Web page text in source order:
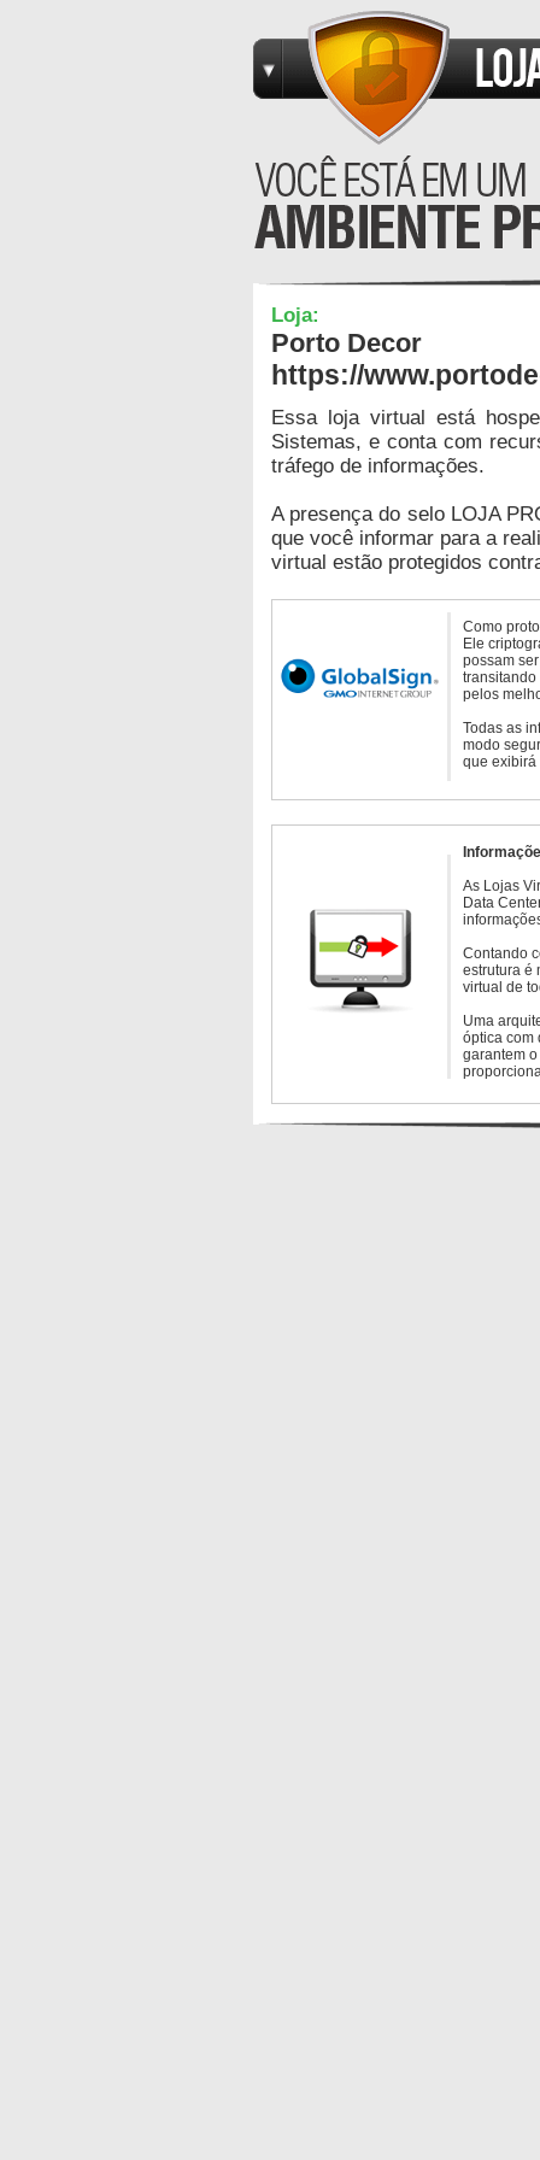
Loja:
Porto Decor
https://
Essa loja virtual está
Sistemas, e conta com
tráfego de informações.
A presença do selo LOJA
que você informar para a
virtual estão protegidos
Como
Ele
possam
transitando
pelos
Todas as
modo
que exibirá
As Lojas
Data
Contando
estrutura é
virtual de
Uma
óptica com
garantem